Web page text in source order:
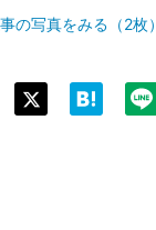
の写真をみる（2枚）